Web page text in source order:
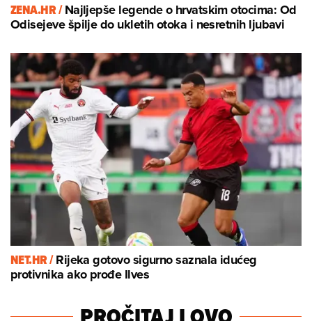
ZENA.HR /Najljepše legende o hrvatskim otocima: Od
Odisejeve špilje do ukletih otoka i nesretnih ljubavi
NET.HR /Rijeka gotovo sigurno saznala idućeg
protivnika ako prođe Ilves